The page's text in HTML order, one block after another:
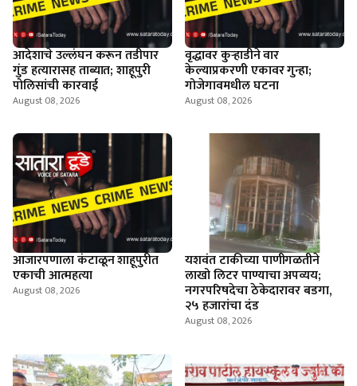
आदेशाचे उल्लंघन करून तडीपार
गुंड हत्यारासह ताब्यात; शाहूपुरी
पोलिसांची कारवाई
August 08, 2026
वृद्धावर कुऱ्हाडीने वार
केल्याप्रकरणी एकावर गुन्हा;
गोजेगावमधील घटना
August 08, 2026
आजारपणाला कंटाळून शाहूपुरीत
एकाची आत्महत्या
August 08, 2026
यशवंत टाकीच्या पाणीगळतीने
लाखो लिटर पाण्याचा अपव्यय;
नगरपरिषदेचा ठेकेदारावर बडगा,
२५ हजारांचा दंड
August 08, 2026